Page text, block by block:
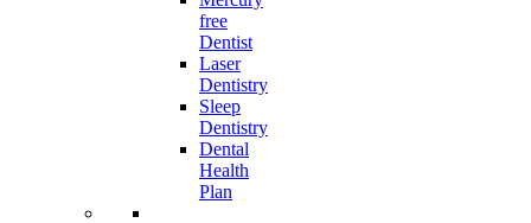
free
Dentist
Laser
Dentistry
Sleep
Dentistry
Dental
Health
Plan